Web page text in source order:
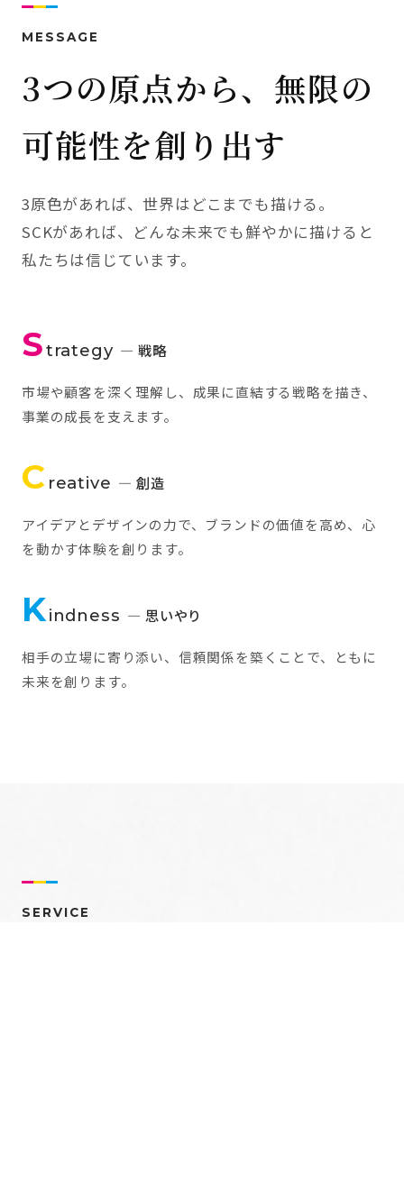
MESSAGE
3つの原点から、無限の
可能性を創り出す
3原色があれば、世界はどこまでも描ける。
SCKがあれば、どんな未来でも鮮やかに描けると
私たちは信じています。
Strategy — 戦略
市場や顧客を深く理解し、成果に直結する戦略を描き、
事業の成長を支えます。
C reative — 創造
アイデアとデザインの力で、ブランドの価値を高め、心
を動かす体験を創ります。
Kindness — 思いやり
相手の立場に寄り添い、信頼関係を築くことで、ともに
未来を創ります。
SERVICE